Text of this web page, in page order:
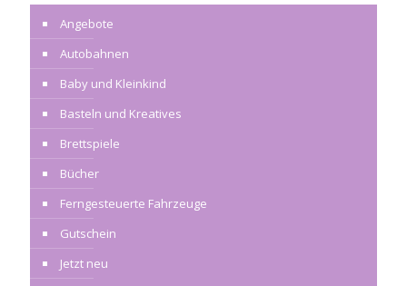
Angebote
Autobahnen
Baby und Kleinkind
Basteln und Kreatives
Brettspiele
Bücher
Ferngesteuerte Fahrzeuge
Gutschein
Jetzt neu